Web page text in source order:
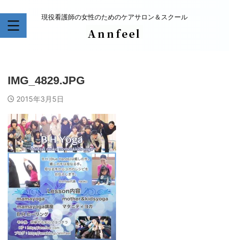
現役看護師の女性のためのケアサロン＆スクール
IMG_4829.JPG
2015年3月5日